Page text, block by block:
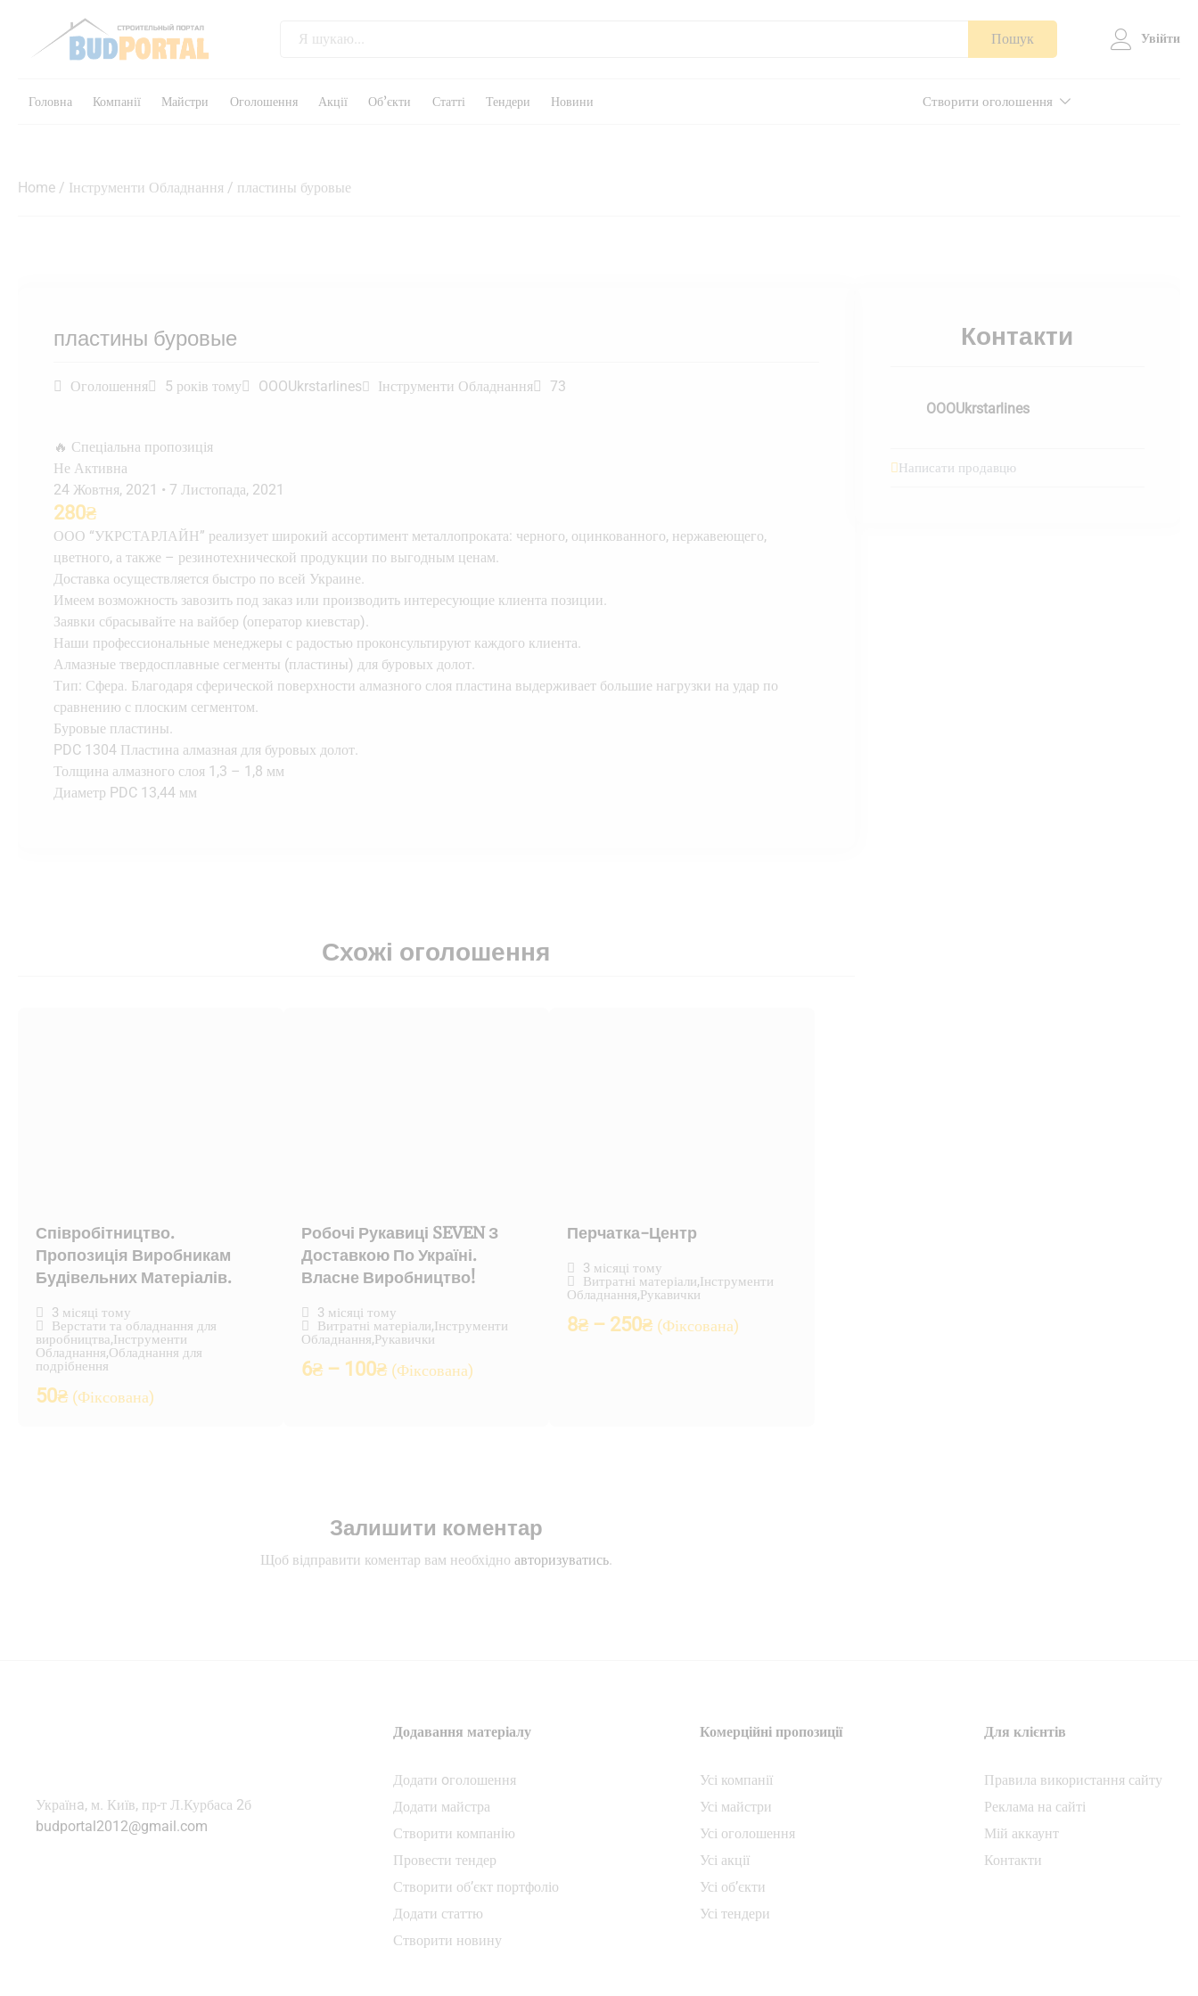
Пошук Увійти
Створити оголошення
Головна Компанії Майстри Оголошення Акції Об’єкти Статті Тендери Новини
Home / Інструменти Обладнання / пластины буровые
пластины буровые
Оголошення 5 років тому OOOUkrstarlines Інструменти Обладнання 73
🔥 Спеціальна пропозиція
Не Активна
24 Жовтня, 2021 • 7 Листопада, 2021
280₴
ООО “УКРСТАРЛАЙН” реализует широкий ассортимент металлопроката: черного, оцинкованного, нержавеющего,
цветного, а также – резинотехнической продукции по выгодным ценам.
Доставка осуществляется быстро по всей Украине.
Имеем возможность завозить под заказ или производить интересующие клиента позиции.
Заявки сбрасывайте на вайбер (оператор киевстар).
Наши профессиональные менеджеры с радостью проконсультируют каждого клиента.
Алмазные твердосплавные сегменты (пластины) для буровых долот.
Тип: Сфера. Благодаря сферической поверхности алмазного слоя пластина выдерживает большие нагрузки на удар по
сравнению с плоским сегментом.
Буровые пластины.
PDC 1304 Пластина алмазная для буровых долот.
Толщина алмазного слоя 1,3 – 1,8 мм
Диаметр PDC 13,44 мм
Схожі оголошення
Співробітництво.
Пропозиція Виробникам
Будівельних Матеріалів.
3 місяці тому
Верстати та обладнання для
виробництва,Інструменти
Обладнання,Обладнання для
подрібнення
50₴ (Фіксована)
Робочі Рукавиці SEVEN З
Доставкою По Україні.
Власне Виробництво!
3 місяці тому
Витратні матеріали,Інструменти
Обладнання,Рукавички
6₴ – 100₴ (Фіксована)
Перчатка-Центр
3 місяці тому
Витратні матеріали,Інструменти
Обладнання,Рукавички
8₴ – 250₴ (Фіксована)
Залишити коментар
Щоб відправити коментар вам необхідно авторизуватись.
Контакти
OOOUkrstarlines
Написати продавцю
Українa, м. Київ, пр-т Л.Курбаса 2б
budportal2012@gmail.com
Додавання матеріалу
Додати oголошення
Додати майстра
Створити компанiю
Провести тендер
Створити об’єкт портфоліо
Додати статтю
Створити новину
Комерційні пропозиції
Усі компанії
Усі майстри
Усі оголошення
Усі акції
Усі об’єкти
Усі тендери
Для клієнтів
Правила використання сайту
Реклама на сайті
Мій аккаунт
Контакти